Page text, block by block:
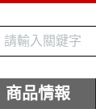
隆電器
商品情報